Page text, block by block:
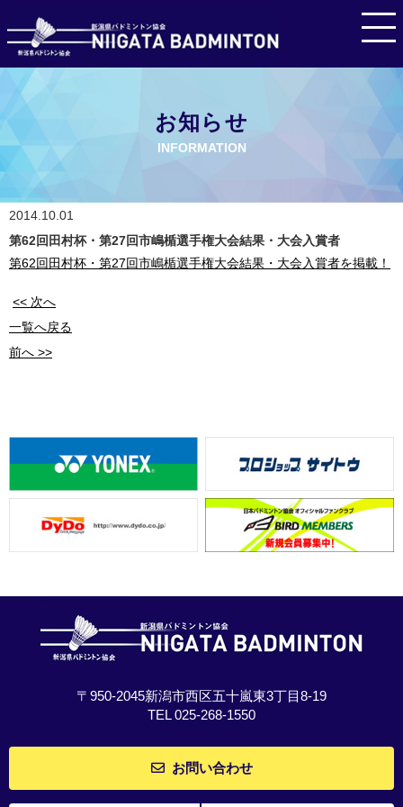
お知らせ
INFORMATION
2014.10.01
第62回田村杯・第27回市嶋楯選手権大会結果・大会入賞者
第62回田村杯・第27回市嶋楯選手権大会結果・大会入賞者を掲載！
<< 次へ
一覧へ戻る
前へ >>
〒950-2045新潟市西区五十嵐東3丁目8-19
TEL 025-268-1550
お問い合わせ